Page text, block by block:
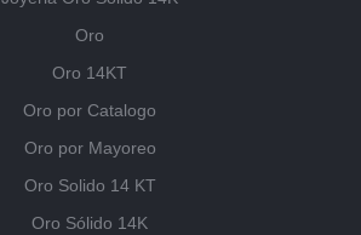
Oro
Oro 14KT
Oro por Catalogo
Oro por Mayoreo
Oro Solido 14 KT
Oro Sólido 14K